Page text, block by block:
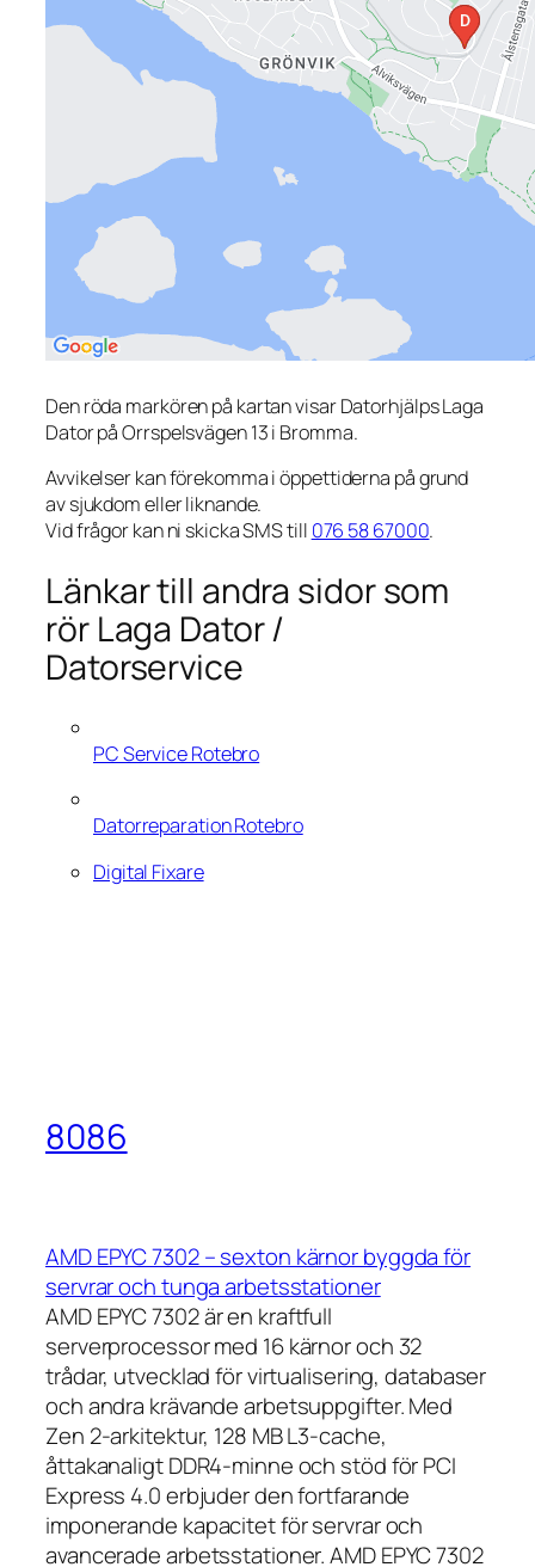
Den röda markören på kartan visar Datorhjälps Laga
Dator på Orrspelsvägen 13 i Bromma.
Avvikelser kan förekomma i öppettiderna på grund
av sjukdom eller liknande.
Vid frågor kan ni skicka SMS till 076 58 67000.
Länkar till andra sidor som
rör Laga Dator /
Datorservice
PC Service Rotebro
Datorreparation Rotebro
Digital Fixare
8086
AMD EPYC 7302 – sexton kärnor byggda för
servrar och tunga arbetsstationer
AMD EPYC 7302 är en kraftfull
serverprocessor med 16 kärnor och 32
trådar, utvecklad för virtualisering, databaser
och andra krävande arbetsuppgifter. Med
Zen 2-arkitektur, 128 MB L3-cache,
åttakanaligt DDR4-minne och stöd för PCI
Express 4.0 erbjuder den fortfarande
imponerande kapacitet för servrar och
avancerade arbetsstationer. AMD EPYC 7302